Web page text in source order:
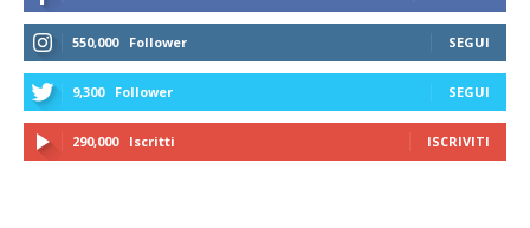
550,000 Follower SEGUI
9,300 Follower SEGUI
290,000 Iscritti ISCRIVITI